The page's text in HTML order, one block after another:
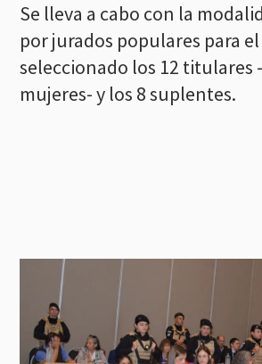
Se lleva a cabo con la
por jurados populares para
seleccionado los 12 titulares
mujeres- y los 8 suplentes.